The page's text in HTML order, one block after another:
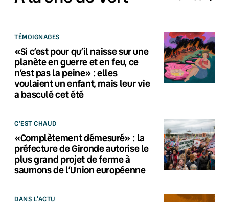
TÉMOIGNAGES
«Si c’est pour qu’il naisse sur une
planète en guerre et en feu, ce
n’est pas la peine» : elles
voulaient un enfant, mais leur vie
a basculé cet été
C'EST CHAUD
«Complètement démesuré» : la
préfecture de Gironde autorise le
plus grand projet de ferme à
saumons de l’Union européenne
DANS L'ACTU